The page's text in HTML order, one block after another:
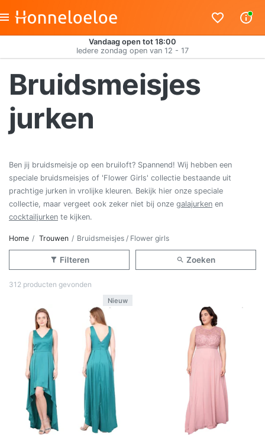
Vandaag open tot 18:00
Iedere zondag open van 12 - 17
Bruidsmeisjes
jurken
Ben jij bruidsmeisje op een bruiloft? Spannend! Wij hebben een
speciale bruidsmeisjes of 'Flower Girls' collectie bestaande uit
prachtige jurken in vrolijke kleuren. Bekijk hier onze speciale
collectie, maar vergeet ook zeker niet bij onze galajurken en
cocktailjurken te kijken.
Home Trouwen Bruidsmeisjes / Flower girls
Filteren Zoeken
312 producten gevonden
Nieuw